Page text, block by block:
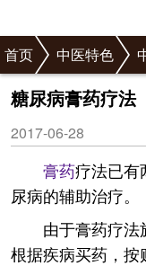
首页 中医特色
糖尿病膏药疗法
2017-06-28
膏药疗法已有
尿病的辅助治疗。
由于膏药疗
根据疾病买药，